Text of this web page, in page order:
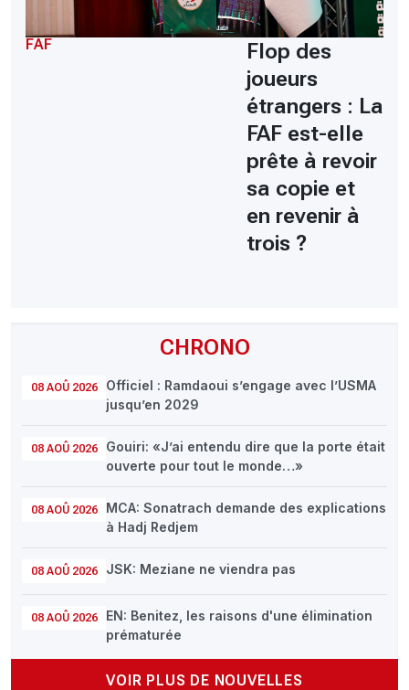
CHRONO
08 AOÛ 2026
Officiel : Ramdaoui s’engage avec l’USMA
jusqu’en 2029
08 AOÛ 2026
Gouiri: «J’ai entendu dire que la porte était
ouverte pour tout le monde…»
08 AOÛ 2026
MCA: Sonatrach demande des explications
à Hadj Redjem
08 AOÛ 2026 JSK: Meziane ne viendra pas
08 AOÛ 2026
EN: Benitez, les raisons d'une élimination
prématurée
VOIR PLUS DE NOUVELLES
FAF
Flop des
joueurs
étrangers : La
FAF est-elle
prête à revoir
sa copie et
en revenir à
trois ?